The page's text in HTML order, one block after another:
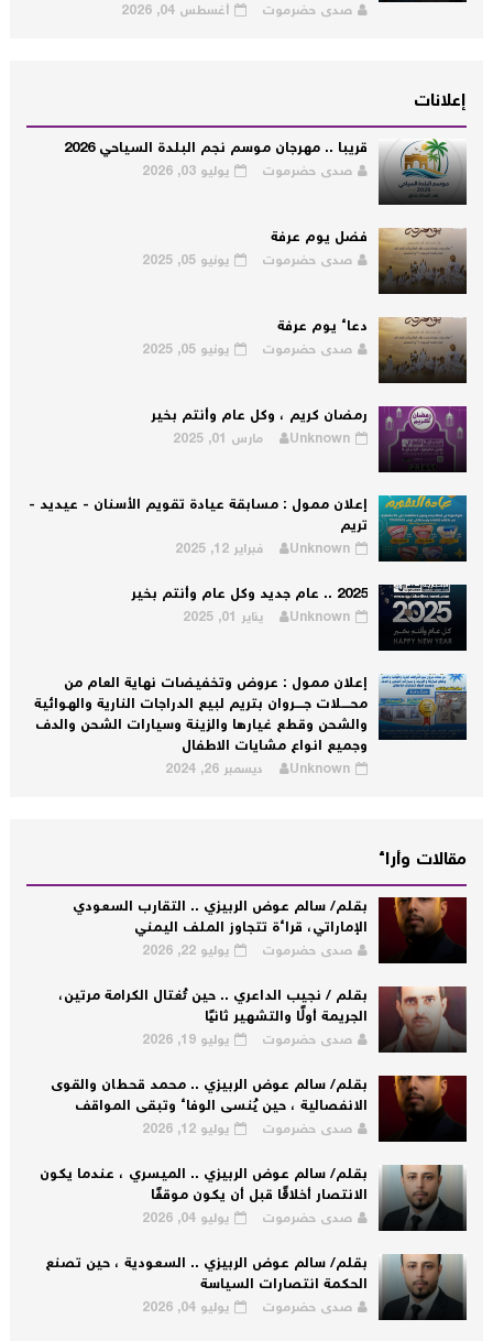
صدى حضرموت أغسطس 04, 2026
إعلانات
قريبا .. مهرجان موسم نجم البلدة السياحي 2026
صدى حضرموت يوليو 03, 2026
فضل يوم عرفة
صدى حضرموت يونيو 05, 2025
دعاء يوم عرفة
صدى حضرموت يونيو 05, 2025
رمضان كريم ، وكل عام وأنتم بخير
Unknown مارس 01, 2025
إعلان ممول : مسابقة عيادة تقويم الأسنان - عيديد -
تريم
Unknown فبراير 12, 2025
2025 .. عام جديد وكل عام وأنتم بخير
Unknown يناير 01, 2025
إعلان ممول : عروض وتخفيضات نهاية العام من
محــــلات جــــروان بتريم لبيع الدراجات النارية والهوائية
والشحن وقطع غيارها والزينة وسيارات الشحن والدف
وجميع انواع مشايات الاطفال
Unknown ديسمبر 26, 2024
مقالات وأراء
بقلم/ سالم عوض الربيزي .. التقارب السعودي
الإماراتي، قراءة تتجاوز الملف اليمني
صدى حضرموت يوليو 22, 2026
بقلم / نجيب الداعري .. حين تُغتال الكرامة مرتين،
الجريمة أولًا والتشهير ثانيًا
صدى حضرموت يوليو 19, 2026
بقلم/ سالم عوض الربيزي .. محمد قحطان والقوى
الانفصالية ، حين يُنسى الوفاء وتبقى المواقف
صدى حضرموت يوليو 12, 2026
بقلم/ سالم عوض الربيزي .. الميسري ، عندما يكون
الانتصار أخلاقًا قبل أن يكون موقفًا
صدى حضرموت يوليو 04, 2026
بقلم/ سالم عوض الربيزي .. السعودية ، حين تصنع
الحكمة انتصارات السياسة
صدى حضرموت يوليو 04, 2026